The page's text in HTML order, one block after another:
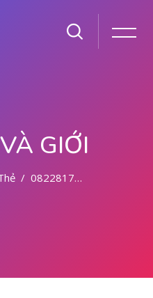
GIỚI
082281779727 TEMPAT KURET DI MALANG